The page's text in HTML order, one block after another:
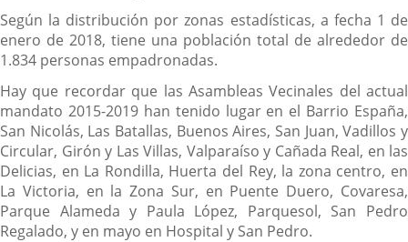
Según la distribución por zonas estadísticas, a fecha 1 de
enero de 2018, tiene una población total de alrededor de
1.834 personas empadronadas.
Hay que recordar que las Asambleas Vecinales del actual
mandato 2015-2019 han tenido lugar en el Barrio España,
San Nicolás, Las Batallas, Buenos Aires, San Juan, Vadillos y
Circular, Girón y Las Villas, Valparaíso y Cañada Real, en las
Delicias, en La Rondilla, Huerta del Rey, la zona centro, en
La Victoria, en la Zona Sur, en Puente Duero, Covaresa,
Parque Alameda y Paula López, Parquesol, San Pedro
Regalado, y en mayo en Hospital y San Pedro.